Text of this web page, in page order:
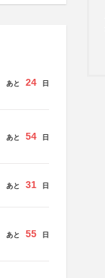
あと 24 日
あと 54 日
あと 31 日
あと 55 日